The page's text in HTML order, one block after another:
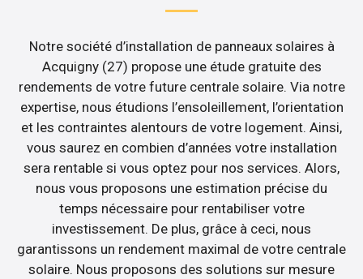
Notre société d’installation de panneaux solaires à
Acquigny (27) propose une étude gratuite des
rendements de votre future centrale solaire. Via notre
expertise, nous étudions l’ensoleillement, l’orientation
et les contraintes alentours de votre logement. Ainsi,
vous saurez en combien d’années votre installation
sera rentable si vous optez pour nos services. Alors,
nous vous proposons une estimation précise du
temps nécessaire pour rentabiliser votre
investissement. De plus, grâce à ceci, nous
garantissons un rendement maximal de votre centrale
solaire. Nous proposons des solutions sur mesure